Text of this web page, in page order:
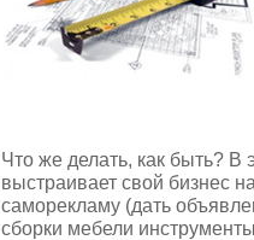
Что же делать, как быть? В
выстраивает свой бизнес
саморекламу (дать
сборки мебели